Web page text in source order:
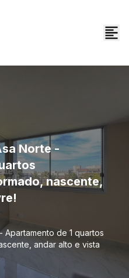
Norte -
nascente,
Apartamento de 1 quartos
andar alto e vista